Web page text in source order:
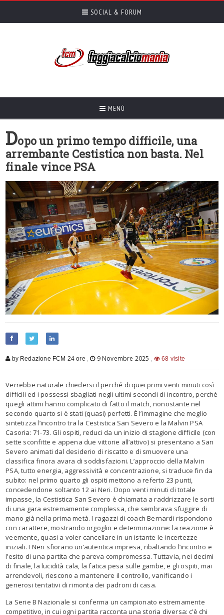
SOCIAL & FORUM
MENÙ
Dopo un primo tempo difficile, una
arrembante Cestistica non basta. Nel
finale vince PSA
by Redazione FCM 24 ore , 9 Novembre 2025 , 68 visite
Verrebbe naturale chiedersi il perché di quei primi venti minuti così
difficili ed i possessi sbagliati negli ultimi secondi di incontro, perché
quegli attimi hanno complicato di fatto il match, nonostante nel
secondo quarto si è stati (quasi) perfetti. È l’immagine che meglio
sintetizza l’incontro tra la Cestistica San Severo e la Malvin PSA
Casoria: 71-73. Gli ospiti, reduci da un inizio di stagione difficile (con
sette sconfitte e appena due vittorie all’attivo) si presentano a San
Severo animati dal desiderio di riscatto e di smuovere una
classifica finora avara di soddisfazioni. L’approccio della Malvin
PSA, tutto energia, aggressività e concentrazione, si traduce fin da
subito: nel primo quarto gli ospiti mettono a referto 23 punti,
concedendone soltanto 12 ai Neri. Dopo venti minuti di totale
impasse, la Cestistica San Severo è chiamata a raddrizzare le sorti
di una gara estremamente complessa, che sembrava sfuggire di
mano già nella prima metà. I ragazzi di coach Bernardi rispondono
con carattere, mostrando orgoglio e determinazione: la reazione è
veemente, quasi a voler cancellare in un istante le incertezze
iniziali. I Neri sfiorano un’autentica impresa, ribaltando l’incontro e
l’esito di una partita che pareva compromessa. Tuttavia, nei decimi
di finale, la lucidità cala, la fatica pesa sulle gambe, e gli ospiti, mai
arrendevoli, riescono a mantenere il controllo, vanificando i
generosi tentativi di rimonta dei padroni di casa.
La Serie B Nazionale si conferma un campionato estremamente
competitivo, in cui ogni partita racconta una storia diversa: c’è chi